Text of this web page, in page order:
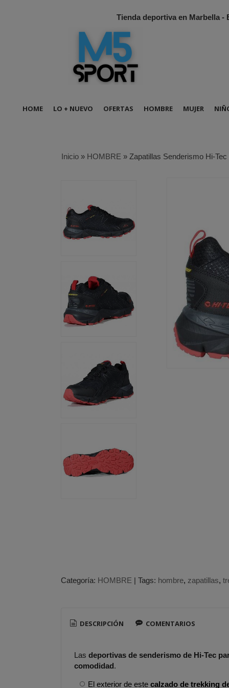
Tienda deportiva en Marbella -
HOME LO + NUEVO OFERTAS HOMBRE MUJER
Inicio» HOMBRE » Zapatillas Senderismo Hi-
Categoría: HOMBRE | Tags: hombre zapatillas
DESCRIPCIÓN COMENTARIOS
Lasdeportivas de senderismo de Hi-Tec
comodidad.
El exterior de estecalzado de trekking